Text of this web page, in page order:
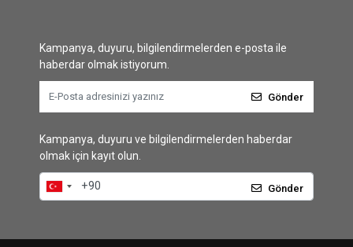
Kampanya, duyuru, bilgilendirmelerden e-posta ile
haberdar olmak istiyorum.
Gönder
Kampanya, duyuru ve bilgilendirmelerden haberdar
olmak için kayıt olun.
Gönder